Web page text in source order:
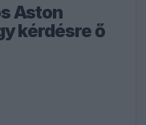
Aston
kérdésre ő